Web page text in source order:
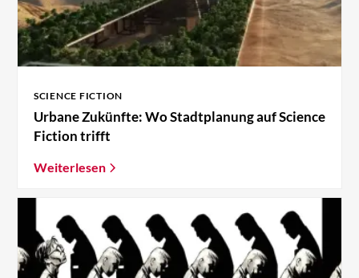
SCIENCE FICTION
Urbane Zukünfte: Wo Stadtplanung auf Science
Fiction trifft
Weiterlesen